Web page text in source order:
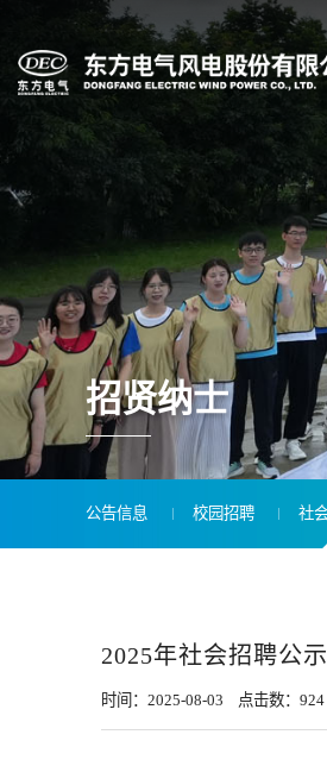
招贤纳士
公告信息 校园招聘 社
2025年社会招聘公示
时间：2025-08-03 点击数： 924